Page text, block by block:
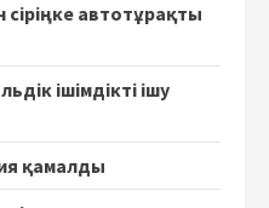
автотұрақты
ішімдікті ішу
қамалды